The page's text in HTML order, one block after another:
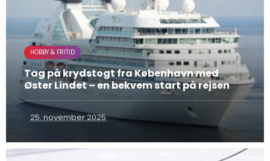
HOBBY & FRITID
Tag på krydstogt fra København med
Øster Lindet – en bekvem start på rejsen
25. november 2025